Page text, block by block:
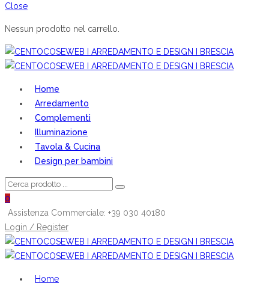
Close
Nessun prodotto nel carrello.
Home
Arredamento
Complementi
Illuminazione
Tavola & Cucina
Design per bambini
0
Assistenza Commerciale: +39 030 40180
Login / Register
Home